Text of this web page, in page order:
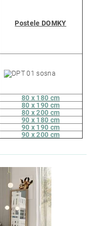
Postele DOMKY
80 x 180 cm
80 x 190 cm
80 x 200 cm
90 x 180 cm
90 x 190 cm
90 x 200 cm